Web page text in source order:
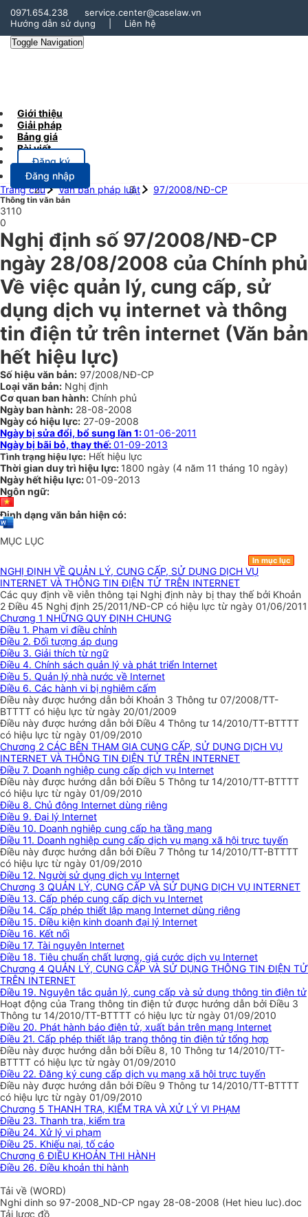
0971.654.238
service.center@caselaw.vn
Hướng dẫn sử dụng
Liên hệ
Toggle Navigation
Giới thiệu
Giải pháp
Bảng giá
Bài viết
Đăng ký
Đăng nhập
Trang chủ
Văn bản pháp luật 97/2008/NĐ-CP
Thông tin văn bản
3110
0
Nghị định số 97/2008/NĐ-CP
ngày 28/08/2008 của Chính phủ
Về việc quản lý, cung cấp, sử
dụng dịch vụ internet và thông
tin điện tử trên internet (Văn bản
hết hiệu lực)
Số hiệu văn bản: 97/2008/NĐ-CP
Loại văn bản: Nghị định
Cơ quan ban hành: Chính phủ
Ngày ban hành: 28-08-2008
Ngày có hiệu lực: 27-09-2008
Ngày bị sửa đổi, bổ sung lần 1:01-06-2011
Ngày bị bãi bỏ, thay thế:01-09-2013
Tình trạng hiệu lực: Hết hiệu lực
Thời gian duy trì hiệu lực: 1800 ngày (4 năm 11 tháng 10 ngày)
Ngày hết hiệu lực:01-09-2013
Ngôn ngữ:
Định dạng văn bản hiện có:
MỤC LỤC
In mục lục
NGHỊ ĐỊNH VỀ QUẢN LÝ, CUNG CẤP, SỬ DỤNG DỊCH VỤ
INTERNET VÀ THÔNG TIN ĐIỆN TỬ TRÊN INTERNET
Các quy định về viễn thông tại Nghị định này bị thay thế bởi Khoản
2 Điều 45 Nghị định 25/2011/NĐ-CP có hiệu lực từ ngày 01/06/2011
Chương 1 NHỮNG QUY ĐỊNH CHUNG
Điều 1. Phạm vi điều chỉnh
Điều 2. Đối tượng áp dụng
Điều 3. Giải thích từ ngữ
Điều 4. Chính sách quản lý và phát triển Internet
Điều 5. Quản lý nhà nước về Internet
Điều 6. Các hành vi bị nghiêm cấm
Điều này được hướng dẫn bởi Khoản 3 Thông tư 07/2008/TT-
BTTTT có hiệu lực từ ngày 20/01/2009
Điều này được hướng dẫn bởi Điều 4 Thông tư 14/2010/TT-BTTTT
có hiệu lực từ ngày 01/09/2010
Chương 2 CÁC BÊN THAM GIA CUNG CẤP, SỬ DỤNG DỊCH VỤ
INTERNET VÀ THÔNG TIN ĐIỆN TỬ TRÊN INTERNET
Điều 7. Doanh nghiệp cung cấp dịch vụ Internet
Điều này được hướng dẫn bởi Điều 5 Thông tư 14/2010/TT-BTTTT
có hiệu lực từ ngày 01/09/2010
Điều 8. Chủ động Internet dùng riêng
Điều 9. Đại lý Internet
Điều 10. Doanh nghiệp cung cấp hạ tầng mạng
Điều 11. Doanh nghiệp cung cấp dịch vụ mạng xã hội trực tuyến
Điều này được hướng dẫn bởi Điều 7 Thông tư 14/2010/TT-BTTTT
có hiệu lực từ ngày 01/09/2010
Điều 12. Người sử dụng dịch vụ Internet
Chương 3 QUẢN LÝ, CUNG CẤP VÀ SỬ DỤNG DỊCH VỤ INTERNET
Điều 13. Cấp phép cung cấp dịch vụ Internet
Điều 14. Cấp phép thiết lập mạng Internet dùng riêng
Điều 15. Điều kiện kinh doanh đại lý Internet
Điều 16. Kết nối
Điều 17. Tài nguyên Internet
Điều 18. Tiêu chuẩn chất lượng, giá cước dịch vụ Internet
Chương 4 QUẢN LÝ, CUNG CẤP VÀ SỬ DỤNG THÔNG TIN ĐIỆN TỬ
TRÊN INTERNET
Điều 19. Nguyên tắc quản lý, cung cấp và sử dụng thông tin điện tử
Hoạt động của Trang thông tin điện tử được hướng dẫn bởi Điều 3
Thông tư 14/2010/TT-BTTTT có hiệu lực từ ngày 01/09/2010
Điều 20. Phát hành báo điện tử, xuất bản trên mạng Internet
Điều 21. Cấp phép thiết lập trang thông tin điện tử tổng hợp
Điều này được hướng dẫn bởi Điều 8, 10 Thông tư 14/2010/TT-
BTTTT có hiệu lực từ ngày 01/09/2010
Điều 22. Đăng ký cung cấp dịch vụ mạng xã hội trực tuyến
Điều này được hướng dẫn bởi Điều 9 Thông tư 14/2010/TT-BTTTT
có hiệu lực từ ngày 01/09/2010
Chương 5 THANH TRA, KIỂM TRA VÀ XỬ LÝ VI PHẠM
Điều 23. Thanh tra, kiểm tra
Điều 24. Xử lý vi phạm
Điều 25. Khiếu nại, tố cáo
Chương 6 ĐIỀU KHOẢN THI HÀNH
Điều 26. Điều khoản thi hành
Tải về (WORD)
Nghi dinh so 97-2008_ND-CP ngay 28-08-2008 (Het hieu luc).doc
Tải lược đồ